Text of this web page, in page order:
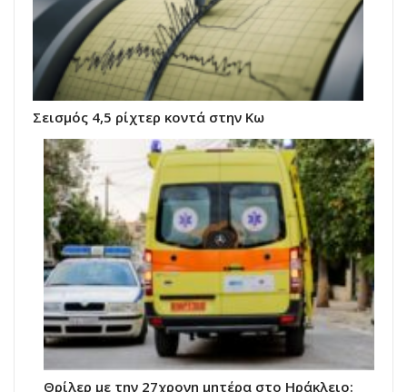
Σεισμός 4,5 ρίχτερ κοντά στην Κω
Θρίλερ με την 27χρονη μητέρα στο Ηράκλειο: